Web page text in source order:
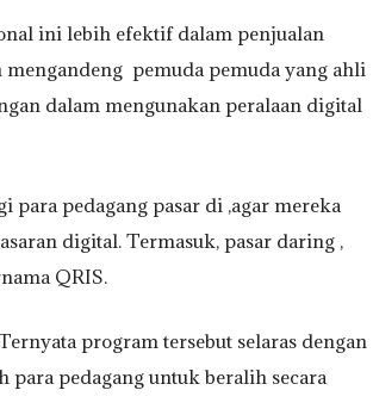
ini lebih efektif dalam penjualan
mengandeng pemuda pemuda yang ahli
dalam mengunakan peralaan digital
pedagang pasar di ,agar mereka
digital. Termasuk, pasar daring ,
QRIS.
program tersebut selaras dengan
para pedagang untuk beralih secara